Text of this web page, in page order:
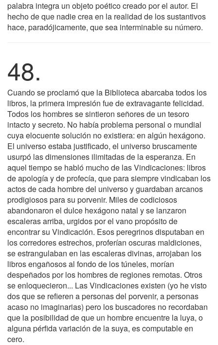
palabra integra un objeto poético creado por el autor. El
hecho de que nadie crea en la realidad de los sustantivos
hace, paradójicamente, que sea interminable su número.
48.
Cuando se proclamó que la Biblioteca abarcaba todos los
libros, la primera impresión fue de extravagante felicidad.
Todos los hombres se sintieron señores de un tesoro
intacto y secreto. No había problema personal o mundial
cuya elocuente solución no existiera: en algún hexágono.
El universo estaba justificado, el universo bruscamente
usurpó las dimensiones ilimitadas de la esperanza. En
aquel tiempo se habló mucho de las Vindicaciones: libros
de apología y de profecía, que para siempre vindicaban los
actos de cada hombre del universo y guardaban arcanos
prodigiosos para su porvenir. Miles de codiciosos
abandonaron el dulce hexágono natal y se lanzaron
escaleras arriba, urgidos por el vano propósito de
encontrar su Vindicación. Esos peregrinos disputaban en
los corredores estrechos, proferían oscuras maldiciones,
se estrangulaban en las escaleras divinas, arrojaban los
libros engañosos al fondo de los túneles, morían
despeñados por los hombres de regiones remotas. Otros
se enloquecieron... Las Vindicaciones existen (yo he visto
dos que se refieren a personas del porvenir, a personas
acaso no imaginarias) pero los buscadores no recordaban
que la posibilidad de que un hombre encuentre la luya, o
alguna pérfida variación de la suya, es computable en
cero.